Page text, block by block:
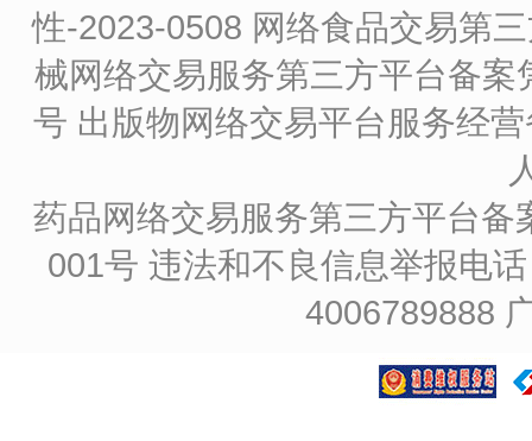
性-2023-0508 网络食品交易第
械网络交易服务第三方平台备
号 出版物网络交易平台服务经
药品网络交易服务第三方平台
001号 违法和不良信息举报电
4006789888